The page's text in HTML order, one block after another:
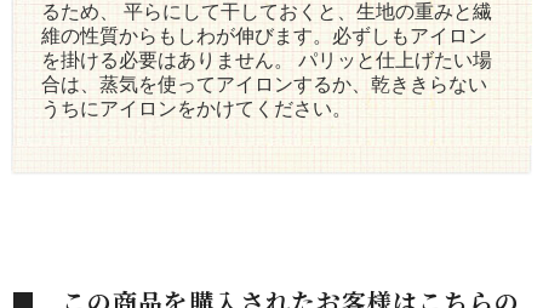
るため、 平らにして干しておくと、生地の重みと繊
維の性質からもしわが伸びます。必ずしもアイロン
を掛ける必要はありません。 パリッと仕上げたい場
合は、蒸気を使ってアイロンするか、乾ききらない
うちにアイロンをかけてください。